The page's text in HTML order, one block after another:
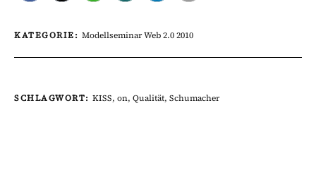
KATEGORIE: Modellseminar Web 2.0 2010
SCHLAGWORT: KISS, on, Qualität, Schumacher